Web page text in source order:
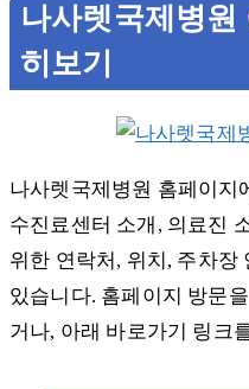
나사렛국제병원
히보기
나사렛국제병원 홈페이지
수진료센터 소개, 의료진
위한 연락처, 위치, 주차장
있습니다. 홈페이지 방문
거나, 아래 바로가기 링크